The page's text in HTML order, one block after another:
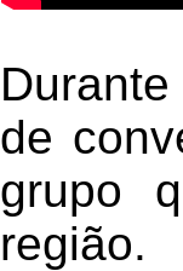
de
grupo
região.